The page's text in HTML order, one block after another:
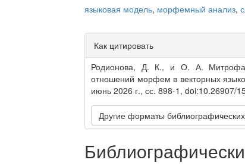
языковая модель, морфемный анализ,
Article
Details
Как цитировать
Родионова, Д. К., и О. А.
отношений морфем в векторных
июнь 2026 г., сс. 898-1, doi:10.26907/
Другие форматы